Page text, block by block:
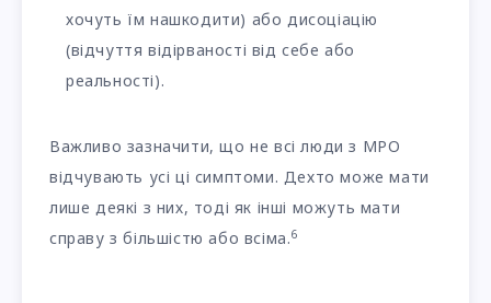
хочуть їм нашкодити) або дисоціацію
(відчуття відірваності від себе або
реальності).
Важливо зазначити, що не всі люди з МРО
відчувають усі ці симптоми. Дехто може мати
лише деякі з них, тоді як інші можуть мати
справу з більшістю або всіма.6